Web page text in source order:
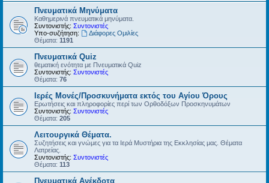
Πνευματικά Μηνύματα
Καθημερινά πνευματικά μηνύματα.
Συντονιστής: Συντονιστές
Υπο-συζήτηση:
Διάφορες Ομιλίες
Θέματα: 1191
Πνευματικά Quiz
θεματική ενότητα με Πνευματικά Quiz
Συντονιστής: Συντονιστές
Θέματα: 76
Ιερές Μονές/Προσκυνήματα εκτός του Αγίου Όρους
Ερωτήσεις και πληροφορίες περί των Ορθοδόξων Προσκηνυμάτων
Συντονιστής: Συντονιστές
Θέματα: 205
Λειτουργικά Θέματα.
Συζητήσεις και γνώμες για τα Ιερά Μυστήρια της Εκκλησίας μας. Θέματα
Λατρείας.
Συντονιστής: Συντονιστές
Θέματα: 113
Πνευματικά Ανέκδοτα